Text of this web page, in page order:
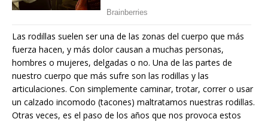
Las rodillas suelen ser una de las zonas del cuerpo que más
fuerza hacen, y más dolor causan a muchas personas,
hombres o mujeres, delgadas o no. Una de las partes de
nuestro cuerpo que más sufre son las rodillas y las
articulaciones. Con simplemente caminar, trotar, correr o usar
un calzado incomodo (tacones) maltratamos nuestras rodillas.
Otras veces, es el paso de los años que nos provoca estos